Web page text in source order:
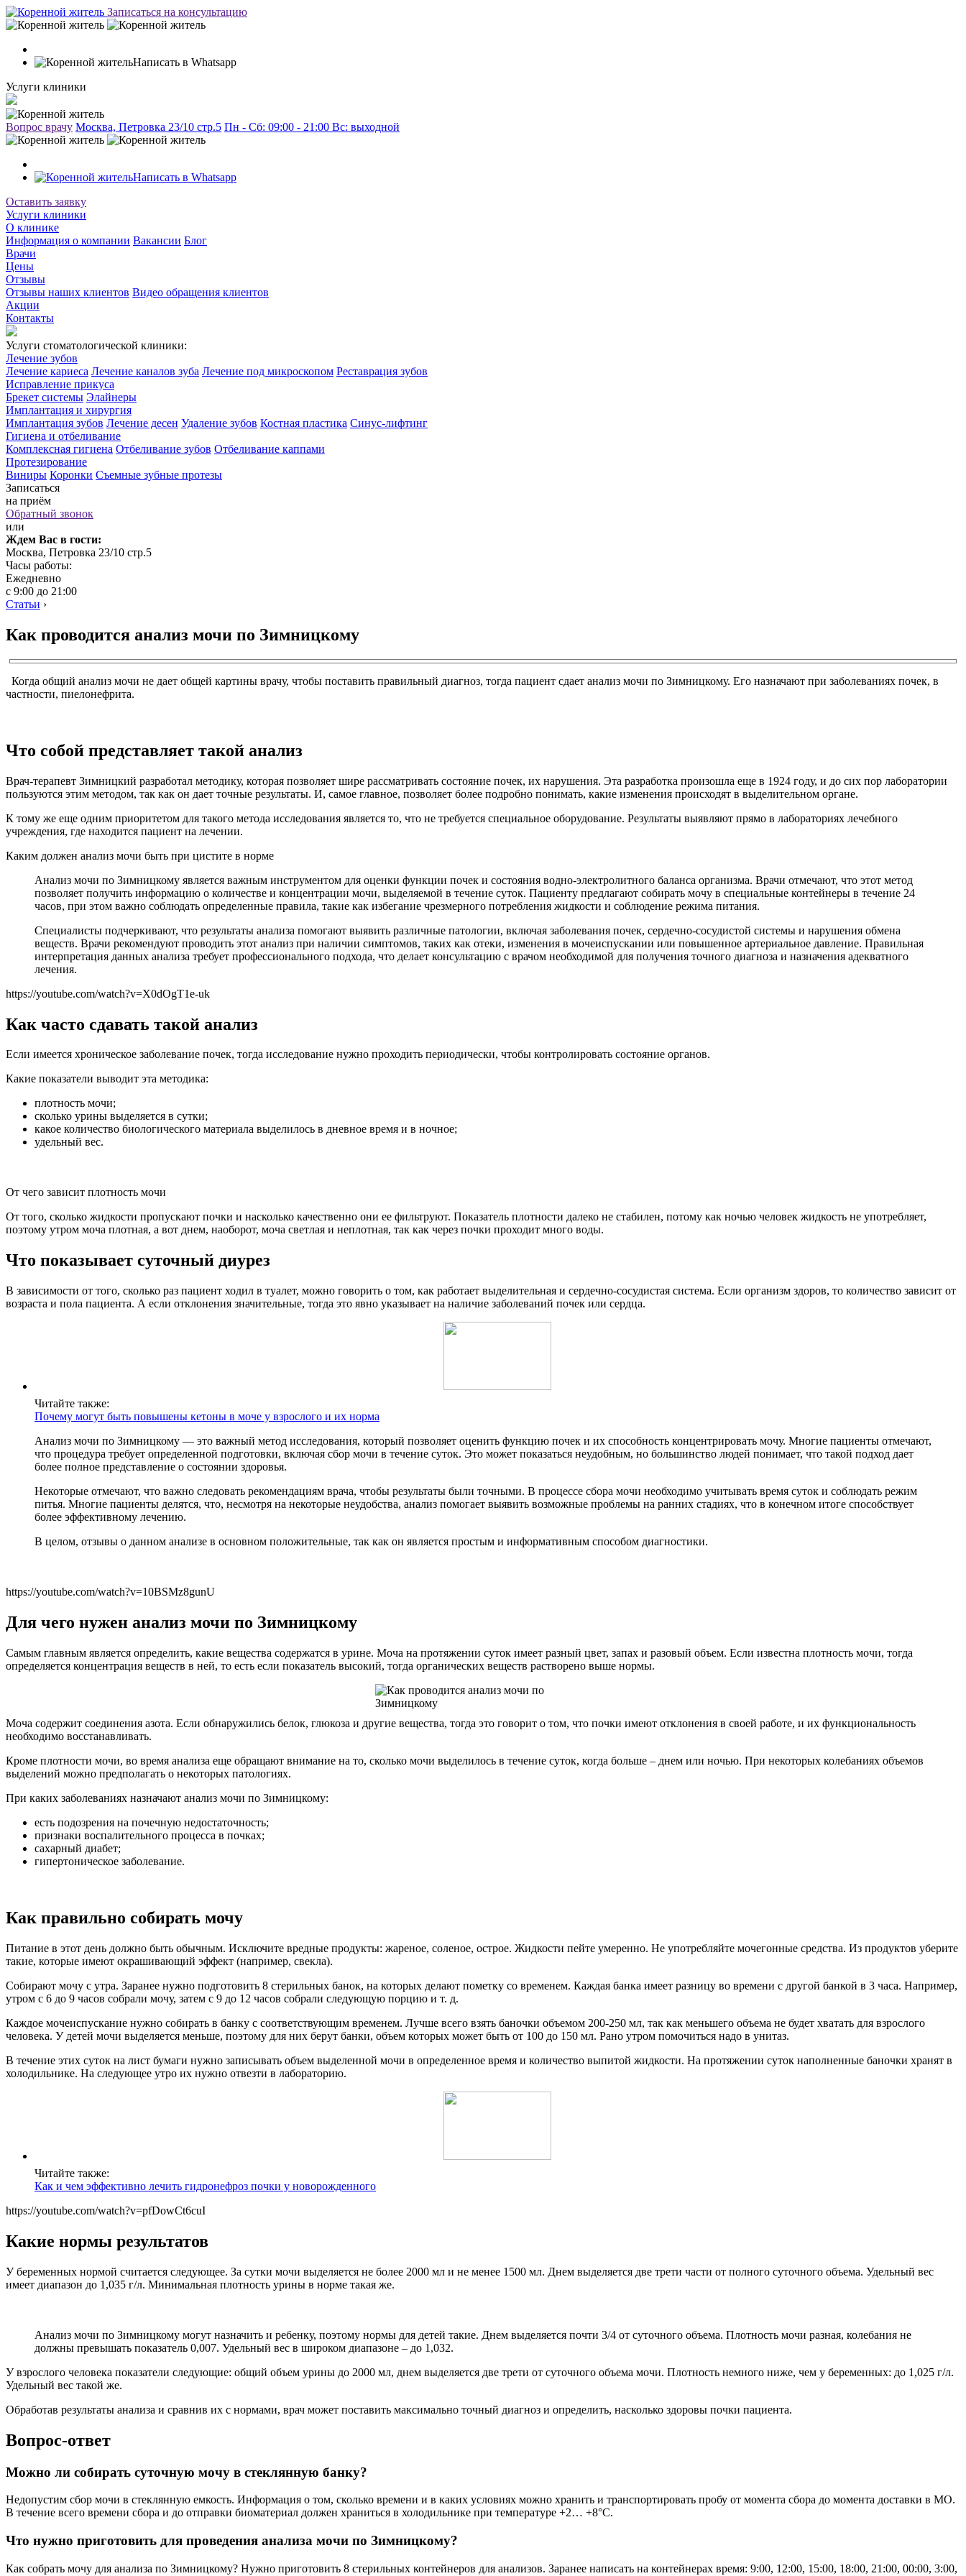
Записаться на консультацию
Написать в Whatsapp
Услуги клиники
Вопрос врачу Москва, Петровка 23/10 стр.5 Пн - Сб: 09:00 - 21:00 Вc: выходной
Написать в Whatsapp
Оставить заявку
Услуги клиники
О клинике
Информация о компании Вакансии Блог
Врачи
Цены
Отзывы
Отзывы наших клиентов Видео обращения клиентов
Акции
Контакты
Услуги стоматологической клиники:
Лечение зубов
Лечение кариеса Лечение каналов зуба Лечение под микроскопом Реставрация зубов
Исправление прикуса
Брекет системы Элайнеры
Имплантация и хирургия
Имплантация зубов Лечение десен Удаление зубов Костная пластика Синус-лифтинг
Гигиена и отбеливание
Комплексная гигиена Отбеливание зубов Отбеливание каппами
Протезирование
Виниры Коронки Съемные зубные протезы
Записаться
на приём
Обратный звонок
или
Ждем Вас в гости:
Москва, Петровка 23/10 стр.5
Часы работы:
Ежедневно
с 9:00 до 21:00
Статьи ›
Как проводится анализ мочи по Зимницкому
Когда общий анализ мочи не дает общей картины врачу, чтобы поставить правильный диагноз, тогда пациент сдает анализ мочи по Зимницкому. Его назначают при заболеваниях почек, в
частности, пиелонефрита.
Что собой представляет такой анализ
Врач-терапевт Зимницкий разработал методику, которая позволяет шире рассматривать состояние почек, их нарушения. Эта разработка произошла еще в 1924 году, и до сих пор лаборатории
пользуются этим методом, так как он дает точные результаты. И, самое главное, позволяет более подробно понимать, какие изменения происходят в выделительном органе.
К тому же еще одним приоритетом для такого метода исследования является то, что не требуется специальное оборудование. Результаты выявляют прямо в лабораториях лечебного
учреждения, где находится пациент на лечении.
Каким должен анализ мочи быть при цистите в норме
Анализ мочи по Зимницкому является важным инструментом для оценки функции почек и состояния водно-электролитного баланса организма. Врачи отмечают, что этот метод
позволяет получить информацию о количестве и концентрации мочи, выделяемой в течение суток. Пациенту предлагают собирать мочу в специальные контейнеры в течение 24
часов, при этом важно соблюдать определенные правила, такие как избегание чрезмерного потребления жидкости и соблюдение режима питания.
Специалисты подчеркивают, что результаты анализа помогают выявить различные патологии, включая заболевания почек, сердечно-сосудистой системы и нарушения обмена
веществ. Врачи рекомендуют проводить этот анализ при наличии симптомов, таких как отеки, изменения в мочеиспускании или повышенное артериальное давление. Правильная
интерпретация данных анализа требует профессионального подхода, что делает консультацию с врачом необходимой для получения точного диагноза и назначения адекватного
лечения.
https://youtube.com/watch?v=X0dOgT1e-uk
Как часто сдавать такой анализ
Если имеется хроническое заболевание почек, тогда исследование нужно проходить периодически, чтобы контролировать состояние органов.
Какие показатели выводит эта методика:
плотность мочи;
сколько урины выделяется в сутки;
какое количество биологического материала выделилось в дневное время и в ночное;
удельный вес.
От чего зависит плотность мочи
От того, сколько жидкости пропускают почки и насколько качественно они ее фильтруют. Показатель плотности далеко не стабилен, потому как ночью человек жидкость не употребляет,
поэтому утром моча плотная, а вот днем, наоборот, моча светлая и неплотная, так как через почки проходит много воды.
Что показывает суточный диурез
В зависимости от того, сколько раз пациент ходил в туалет, можно говорить о том, как работает выделительная и сердечно-сосудистая система. Если организм здоров, то количество зависит от
возраста и пола пациента. А если отклонения значительные, тогда это явно указывает на наличие заболеваний почек или сердца.
Читайте также:
Почему могут быть повышены кетоны в моче у взрослого и их норма
Анализ мочи по Зимницкому — это важный метод исследования, который позволяет оценить функцию почек и их способность концентрировать мочу. Многие пациенты отмечают,
что процедура требует определенной подготовки, включая сбор мочи в течение суток. Это может показаться неудобным, но большинство людей понимает, что такой подход дает
более полное представление о состоянии здоровья.
Некоторые отмечают, что важно следовать рекомендациям врача, чтобы результаты были точными. В процессе сбора мочи необходимо учитывать время суток и соблюдать режим
питья. Многие пациенты делятся, что, несмотря на некоторые неудобства, анализ помогает выявить возможные проблемы на ранних стадиях, что в конечном итоге способствует
более эффективному лечению.
В целом, отзывы о данном анализе в основном положительные, так как он является простым и информативным способом диагностики.
https://youtube.com/watch?v=10BSMz8gunU
Для чего нужен анализ мочи по Зимницкому
Самым главным является определить, какие вещества содержатся в урине. Моча на протяжении суток имеет разный цвет, запах и разовый объем. Если известна плотность мочи, тогда
определяется концентрация веществ в ней, то есть если показатель высокий, тогда органических веществ растворено выше нормы.
Моча содержит соединения азота. Если обнаружились белок, глюкоза и другие вещества, тогда это говорит о том, что почки имеют отклонения в своей работе, и их функциональность
необходимо восстанавливать.
Кроме плотности мочи, во время анализа еще обращают внимание на то, сколько мочи выделилось в течение суток, когда больше – днем или ночью. При некоторых колебаниях объемов
выделений можно предполагать о некоторых патологиях.
При каких заболеваниях назначают анализ мочи по Зимницкому:
есть подозрения на почечную недостаточность;
признаки воспалительного процесса в почках;
сахарный диабет;
гипертоническое заболевание.
Как правильно собирать мочу
Питание в этот день должно быть обычным. Исключите вредные продукты: жареное, соленое, острое. Жидкости пейте умеренно. Не употребляйте мочегонные средства. Из продуктов уберите
такие, которые имеют окрашивающий эффект (например, свекла).
Собирают мочу с утра. Заранее нужно подготовить 8 стерильных банок, на которых делают пометку со временем. Каждая банка имеет разницу во времени с другой банкой в 3 часа. Например,
утром с 6 до 9 часов собрали мочу, затем с 9 до 12 часов собрали следующую порцию и т. д.
Каждое мочеиспускание нужно собирать в банку с соответствующим временем. Лучше всего взять баночки объемом 200-250 мл, так как меньшего объема не будет хватать для взрослого
человека. У детей мочи выделяется меньше, поэтому для них берут банки, объем которых может быть от 100 до 150 мл. Рано утром помочиться надо в унитаз.
В течение этих суток на лист бумаги нужно записывать объем выделенной мочи в определенное время и количество выпитой жидкости. На протяжении суток наполненные баночки хранят в
холодильнике. На следующее утро их нужно отвезти в лабораторию.
Читайте также:
Как и чем эффективно лечить гидронефроз почки у новорожденного
https://youtube.com/watch?v=pfDowCt6cuI
Какие нормы результатов
У беременных нормой считается следующее. За сутки мочи выделяется не более 2000 мл и не менее 1500 мл. Днем выделяется две трети части от полного суточного объема. Удельный вес
имеет диапазон до 1,035 г/л. Минимальная плотность урины в норме такая же.
Анализ мочи по Зимницкому могут назначить и ребенку, поэтому нормы для детей такие. Днем выделяется почти 3/4 от суточного объема. Плотность мочи разная, колебания не
должны превышать показатель 0,007. Удельный вес в широком диапазоне – до 1,032.
У взрослого человека показатели следующие: общий объем урины до 2000 мл, днем выделяется две трети от суточного объема мочи. Плотность немного ниже, чем у беременных: до 1,025 г/л.
Удельный вес такой же.
Обработав результаты анализа и сравнив их с нормами, врач может поставить максимально точный диагноз и определить, насколько здоровы почки пациента.
Вопрос-ответ
Можно ли собирать суточную мочу в стеклянную банку?
Недопустим сбор мочи в стеклянную емкость. Информация о том, сколько времени и в каких условиях можно хранить и транспортировать пробу от момента сбора до момента доставки в МО.
В течение всего времени сбора и до отправки биоматериал должен храниться в холодильнике при температуре +2… +8°С.
Что нужно приготовить для проведения анализа мочи по Зимницкому?
Как собрать мочу для анализа по Зимницкому? Нужно приготовить 8 стерильных контейнеров для анализов. Заранее написать на контейнерах время: 9:00, 12:00, 15:00, 18:00, 21:00, 00:00, 3:00,